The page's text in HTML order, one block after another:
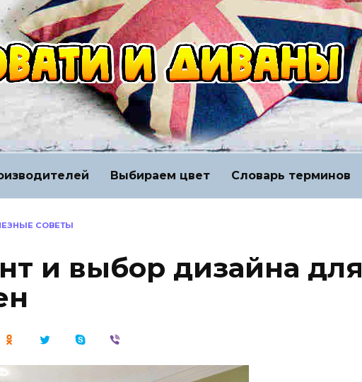
Выбираем цвет Словарь терминов
СОВЕТЫ
и выбор дизайна для